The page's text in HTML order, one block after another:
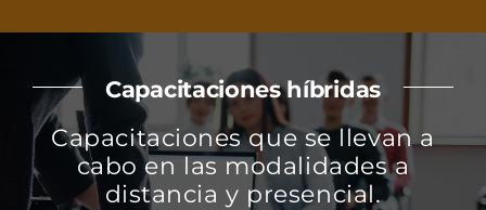
SOMOS
CATÁLOGO
MATRÍCULA Y PAGOS
Capacitaciones híbridas
Capacitaciones que se llevan a
cabo en las modalidades a
distancia y presencial.